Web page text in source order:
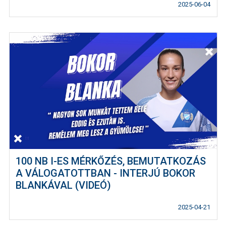
2025-06-04
100 NB I-ES MÉRKŐZÉS, BEMUTATKOZÁS
A VÁLOGATOTTBAN - INTERJÚ BOKOR
BLANKÁVAL (VIDEÓ)
2025-04-21